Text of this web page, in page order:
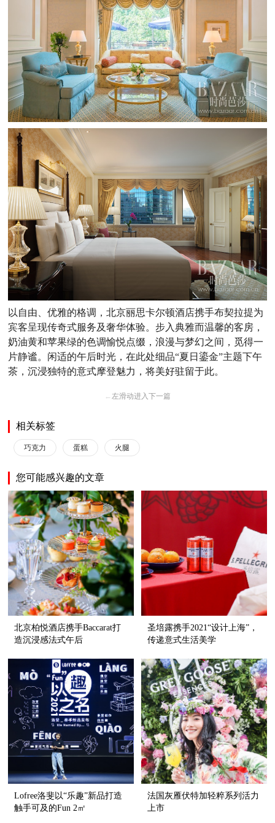
以自由、优雅的格调，北京丽思卡尔顿酒店携手布契拉提为
宾客呈现传奇式服务及奢华体验。步入典雅而温馨的客房，
奶油黄和苹果绿的色调愉悦点缀，浪漫与梦幻之间，觅得一
片静谧。闲适的午后时光，在此处细品“夏日鎏金”主题下午
茶，沉浸独特的意式摩登魅力，将美好驻留于此。
← 左滑动进入下一篇
相关标签
巧克力 蛋糕 火腿
您可能感兴趣的文章
北京柏悦酒店携手Baccarat打
造沉浸感法式午后
圣培露携手2021“设计上海”，
传递意式生活美学
Lofree洛斐以“乐趣”新品打造
触手可及的Fun 2㎡
法国灰雁伏特加轻粹系列活力
上市